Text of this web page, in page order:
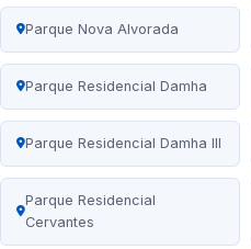
Parque Nova Alvorada
Parque Residencial Damha
Parque Residencial Damha III
Parque Residencial
Cervantes